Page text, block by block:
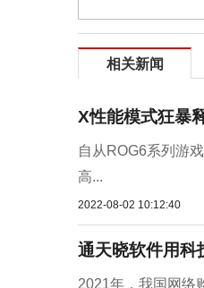
相关新闻
X性能模式狂暴
自从ROG6系列游
高...
2022-08-02 10:12:40
通天晓软件用科
2021年，我国网络